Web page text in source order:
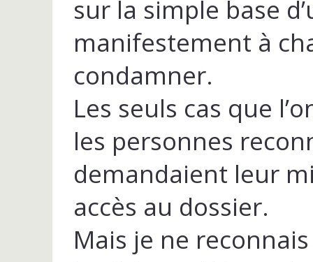
sur la simple base
manifestement à
condamner.
Les seuls cas que
les personnes
demandaient leur
accès au dossier.
Mais je ne